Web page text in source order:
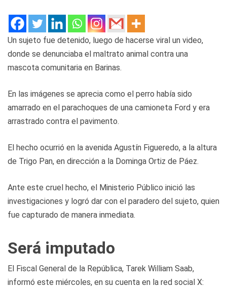
Un sujeto fue detenido, luego de hacerse viral un video,
donde se denunciaba el maltrato animal contra una
mascota comunitaria en Barinas.
En las imágenes se aprecia como el perro había sido
amarrado en el parachoques de una camioneta Ford y era
arrastrado contra el pavimento.
El hecho ocurrió en la avenida Agustín Figueredo, a la altura
de Trigo Pan, en dirección a la Dominga Ortiz de Páez.
Ante este cruel hecho, el Ministerio Público inició las
investigaciones y logró dar con el paradero del sujeto, quien
fue capturado de manera inmediata.
Será imputado
El Fiscal General de la República, Tarek William Saab,
informó este miércoles, en su cuenta en la red social X: